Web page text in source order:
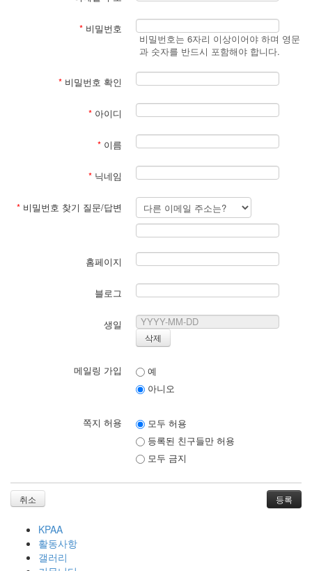
* 비밀번호
비밀번호는 6자리 이상이어야 하며 영문
과 숫자를 반드시 포함해야 합니다.
* 비밀번호 확인
* 아이디
* 이름
* 닉네임
* 비밀번호 찾기 질문/답변
홈페이지
블로그
생일
메일링 가입
예
아니오
쪽지 허용
모두 허용
등록된 친구들만 허용
모두 금지
취소
KPAA
활동사항
갤러리